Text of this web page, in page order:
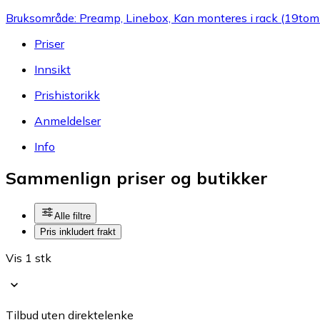
Bruksområde: Preamp, Linebox, Kan monteres i rack
Priser
Innsikt
Prishistorikk
Anmeldelser
Info
Sammenlign priser og butikker
Alle filtre
Pris inkludert frakt
Vis 1 stk
Tilbud uten direktelenke